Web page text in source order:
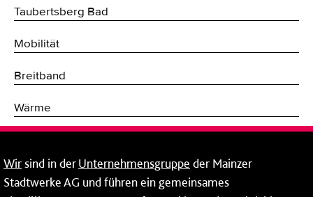
Taubertsberg Bad
Mobilität
Breitband
Wärme
Erneuerbare Energien
Wirsind in derUnternehmensgruppe der Mainzer
Stadtwerke AG und führen ein gemeinsames